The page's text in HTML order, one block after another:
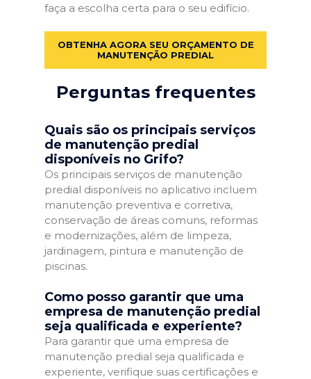
faça a escolha certa para o seu edifício.
OBTENHA AGORA SEU ORÇAMENTO DE
MANUTENÇÃO PREDIAL
Perguntas frequentes
Quais são os principais serviços
de manutenção predial
disponíveis no Grifo?
Os principais serviços de manutenção
predial disponíveis no aplicativo incluem
manutenção preventiva e corretiva,
conservação de áreas comuns, reformas
e modernizações, além de limpeza,
jardinagem, pintura e manutenção de
piscinas.
Como posso garantir que uma
empresa de manutenção predial
seja qualificada e experiente?
Para garantir que uma empresa de
manutenção predial seja qualificada e
experiente, verifique suas certificações e